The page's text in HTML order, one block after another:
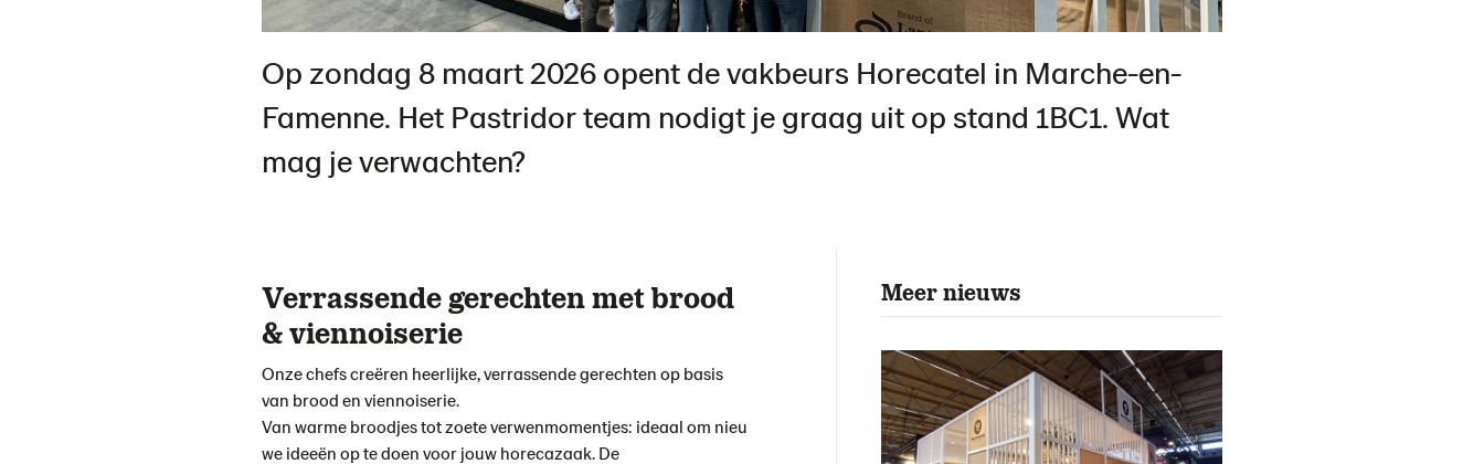
Op zondag 8 maart 2026 opent de vakbeurs Horecatel in Marche-en-
Famenne. Het Pastridor team nodigt je graag uit op stand 1BC1. Wat
mag je verwachten?
Verrassende gerechten met brood
& viennoiserie
Onze chefs creëren heerlijke, verrassende gerechten op basis
van brood en viennoiserie.
Van warme broodjes tot zoete verwenmomentjes: ideaal om nieu
we ideeën op te doen voor jouw horecazaak. De
Meer nieuws